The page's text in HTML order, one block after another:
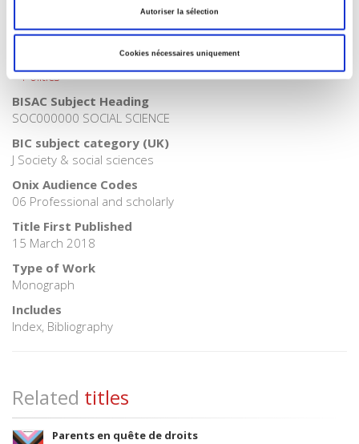
Autoriser la sélection
Cookies nécessaires uniquement
>Political Science
Publisher Category
>Politics
BISAC Subject Heading
SOC000000 SOCIAL SCIENCE
BIC subject category (UK)
J Society & social sciences
Onix Audience Codes
06 Professional and scholarly
Title First Published
15 March 2018
Type of Work
Monograph
Includes
Index, Bibliography
Related titles
Parents en quête de droits